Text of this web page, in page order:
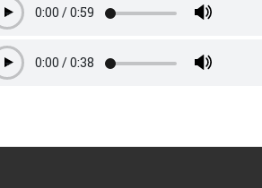
Play0:00 /0:59
Play0:00 /0:38